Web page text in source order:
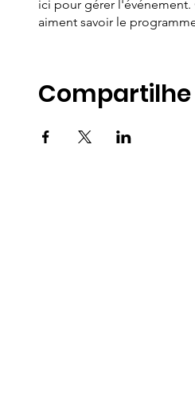
ici pour gérer l'événement.
aiment savoir le
Compartilhe